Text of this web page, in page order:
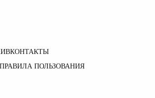
КОНТАКТЫ
ПРАВИЛА ПОЛЬЗОВАНИЯ